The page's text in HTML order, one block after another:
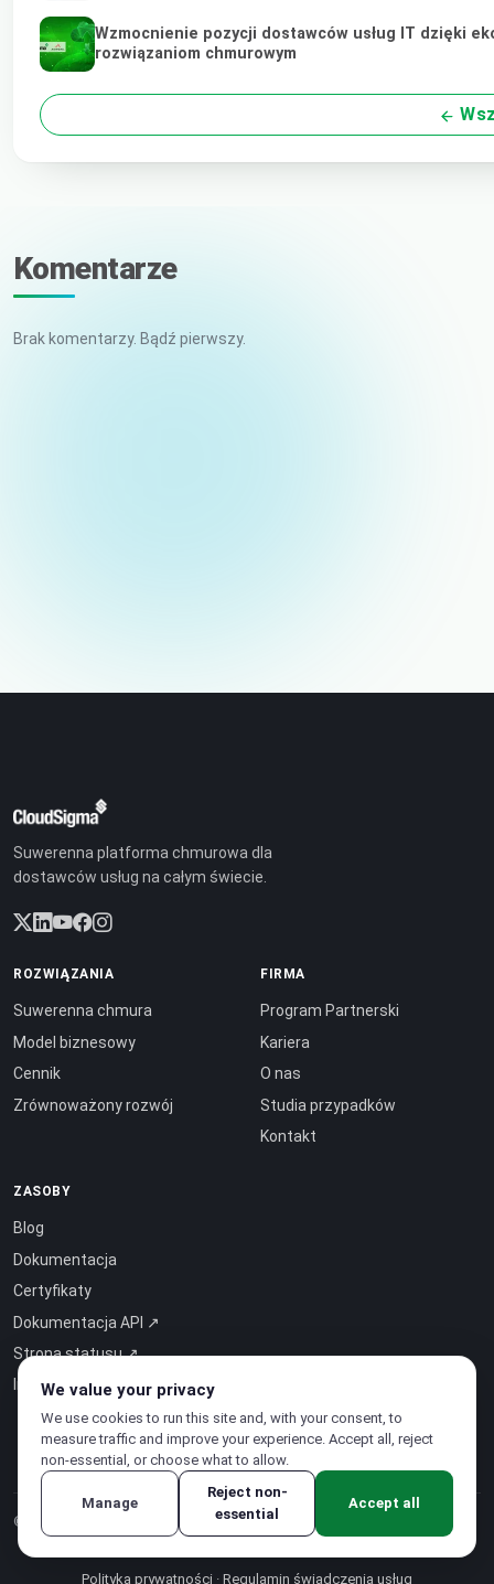
Wzmocnienie pozycji dostawców usług IT dzięki
rozwiązaniom chmurowym
Komentarze
Brak komentarzy. Bądź pierwszy.
Suwerenna platforma chmurowa dla
dostawców usług na całym świecie.
ROZWIĄZANIA
Suwerenna chmura
Model biznesowy
Cennik
Zrównoważony rozwój
FIRMA
Program Partnerski
Kariera
O nas
Studia przypadków
Kontakt
ZASOBY
Blog
Dokumentacja
Certyfikaty
Dokumentacja API ↗
Strona statusu ↗
Inteligencja jako usługa ↗
© 2026 CloudSigma Holding AG.Wszelkie prawa zastrzeżone
Polityka prywatności · Regulamin świadczenia usług
We value your privacy
We use cookies to run this site and, with your consent, to
measure traffic and improve your experience. Accept all, reject
non-essential, or choose what to allow.
Manage
Reject non-
essential
Accept all